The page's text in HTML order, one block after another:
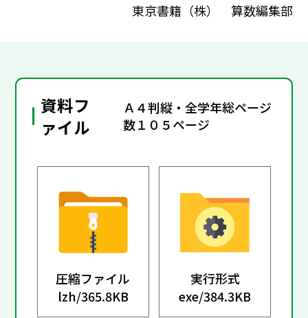
東京書籍（株） 算数編集部
資料フ
ァイル
Ａ４判縦・全学年総ページ
数１０５ページ
圧縮ファイル
lzh/365.8KB
実行形式
exe/384.3KB